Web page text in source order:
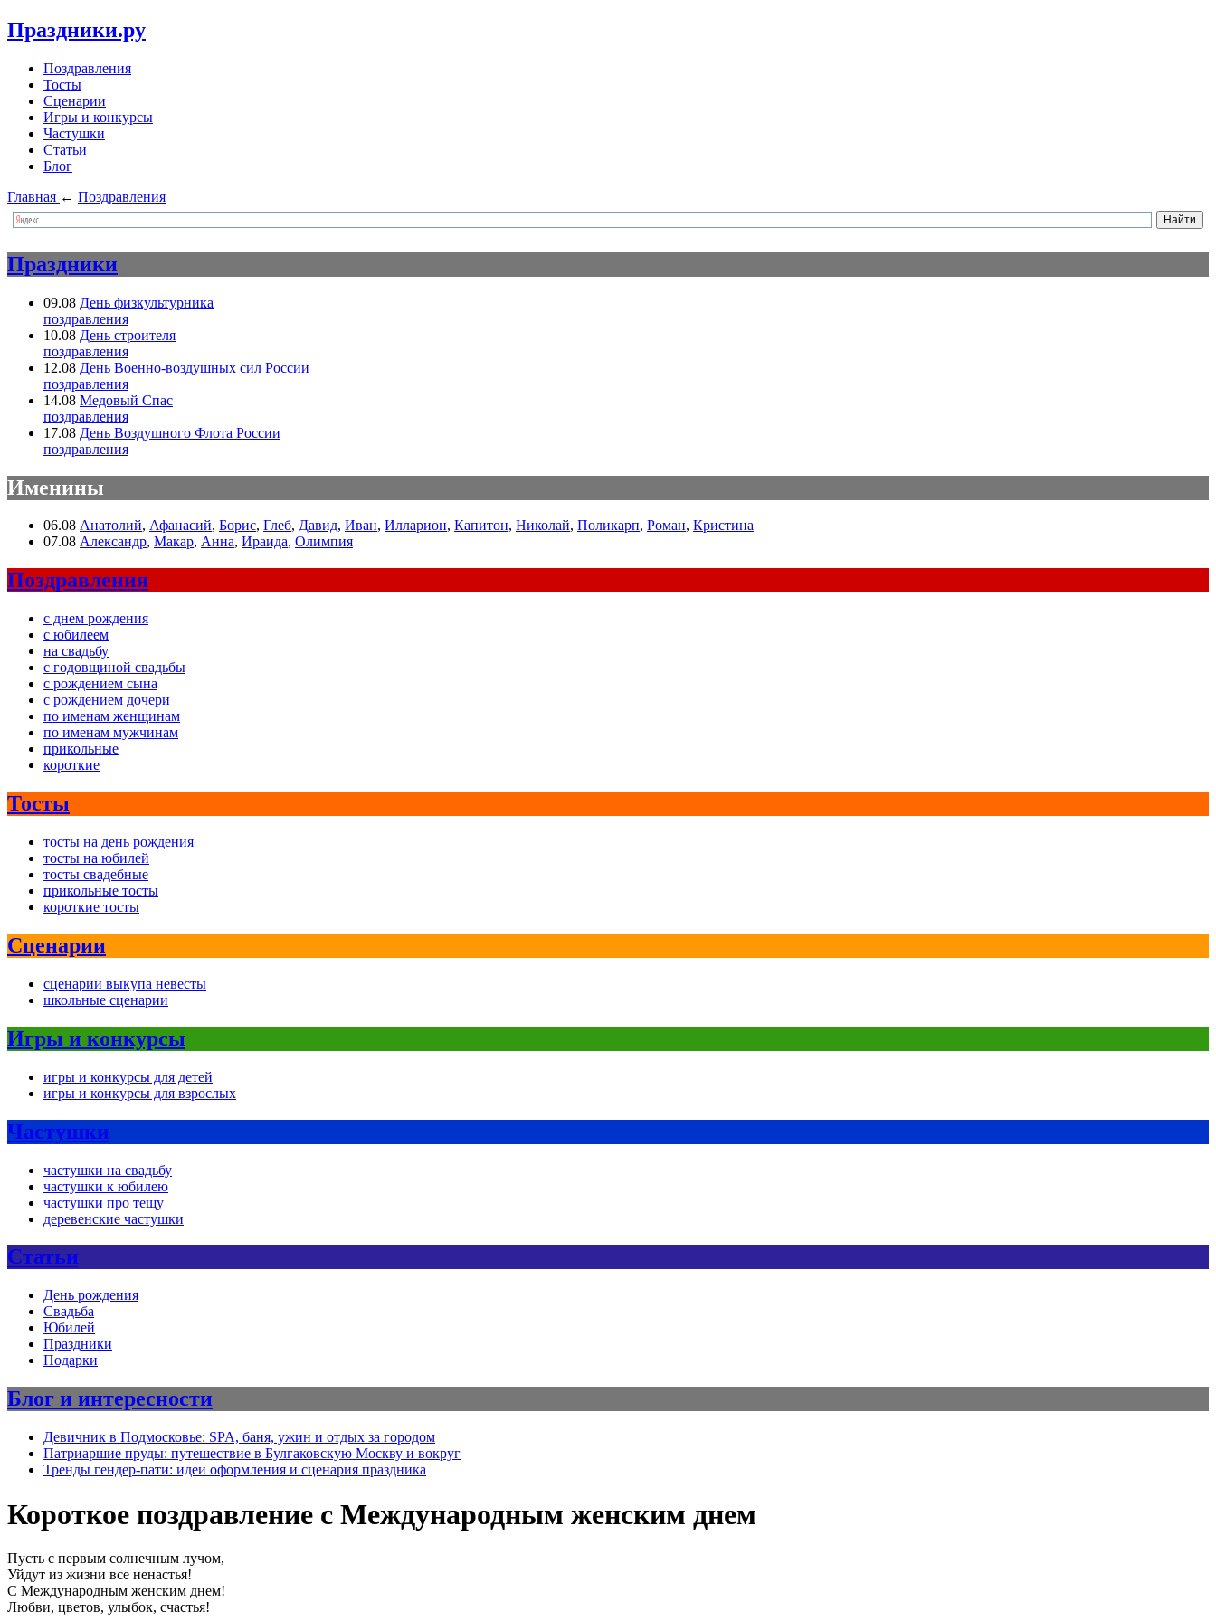
Праздники.ру
Поздравления
Тосты
Сценарии
Игры и конкурсы
Частушки
Статьи
Блог
Главная ← Поздравления
Праздники
09.08 День физкультурника
поздравления
10.08 День строителя
поздравления
12.08 День Военно-воздушных сил России
поздравления
14.08 Медовый Спас
поздравления
17.08 День Воздушного Флота России
поздравления
Именины
06.08 Анатолий, Афанасий, Борис, Глеб, Давид, Иван, Илларион, Капитон, Николай, Поликарп, Роман, Кристина
07.08 Александр, Макар, Анна, Ираида, Олимпия
Поздравления
с днем рождения
с юбилеем
на свадьбу
с годовщиной свадьбы
с рождением сына
с рождением дочери
по именам женщинам
по именам мужчинам
прикольные
короткие
Тосты
тосты на день рождения
тосты на юбилей
тосты свадебные
прикольные тосты
короткие тосты
Сценарии
сценарии выкупа невесты
школьные сценарии
Игры и конкурсы
игры и конкурсы для детей
игры и конкурсы для взрослых
Частушки
частушки на свадьбу
частушки к юбилею
частушки про тещу
деревенские частушки
Статьи
День рождения
Свадьба
Юбилей
Праздники
Подарки
Блог и интересности
Девичник в Подмосковье: SPA, баня, ужин и отдых за городом
Патриаршие пруды: путешествие в Булгаковскую Москву и вокруг
Тренды гендер-пати: идеи оформления и сценария праздника
Короткое поздравление с Международным женским днем
Пусть с первым солнечным лучом,
Уйдут из жизни все ненастья!
С Международным женским днем!
Любви, цветов, улыбок, счастья!